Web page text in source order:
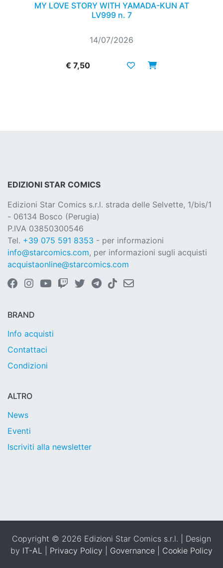
MY LOVE STORY WITH YAMADA-KUN AT
LV999 n. 7
14/07/2026
€ 7,50
EDIZIONI STAR COMICS
Edizioni Star Comics s.r.l. strada delle Selvette, 1/bis/1
- 06134 Bosco (Perugia)
P.IVA 03850300546
Tel. +39 075 591 8353 - per informazioni
info@starcomics.com, per informazioni sugli acquisti
acquistaonline@starcomics.com
BRAND
Info acquisti
Contattaci
Condizioni
ALTRO
News
Eventi
Iscriviti alla newsletter
Copyright © 2026 Edizioni Star Comics s.r.l. | Design
by IT-AL Privacy Policy Governance Cookie Policy